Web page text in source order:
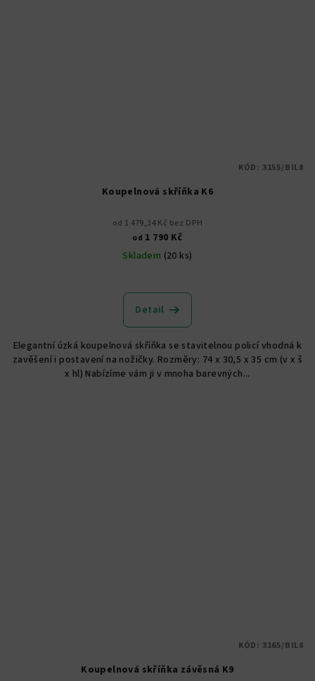
Koupelnová skříňka K6
od 1 479,34 Kč bez DPH
od 1 790 Kč
Skladem (20 ks)
hodnocení
produktu
z
5
hvězdiček.
Detail
Elegantní úzká koupelnová skříňka se stavitelnou policí vhodná k
zavěšení i postavení na nožičky. Rozměry: 74 x 30,5 x 35 cm (v x š
x hl) Nabízíme vám ji v mnoha barevných...
KÓD: 3155/BIL8
Koupelnová skříňka závěsná K9
KÓD: 3165/BIL8